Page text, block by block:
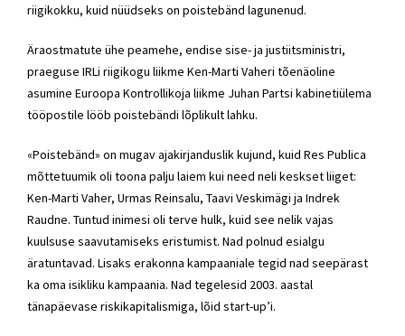
riigikokku, kuid nüüdseks on poistebänd lagunenud.
Äraostmatute ühe peamehe, endise sise- ja justiitsministri,
praeguse IRLi riigikogu liikme Ken-Marti Vaheri tõenäoline
asumine Euroopa Kontrollikoja liikme Juhan Partsi kabinetiülema
tööpostile lööb poistebändi lõplikult lahku.
«Poistebänd» on mugav ajakirjanduslik kujund, kuid Res Publica
mõttetuumik oli toona palju laiem kui need neli keskset liiget:
Ken-Marti Vaher, Urmas Reinsalu, Taavi Veskimägi ja Indrek
Raudne. Tuntud inimesi oli terve hulk, kuid see nelik vajas
kuulsuse saavutamiseks eristumist. Nad polnud esialgu
äratuntavad. Lisaks erakonna kampaaniale tegid nad seepärast
ka oma isikliku kampaania. Nad tegelesid 2003. aastal
tänapäevase riskikapitalismiga, lõid start-up’i.